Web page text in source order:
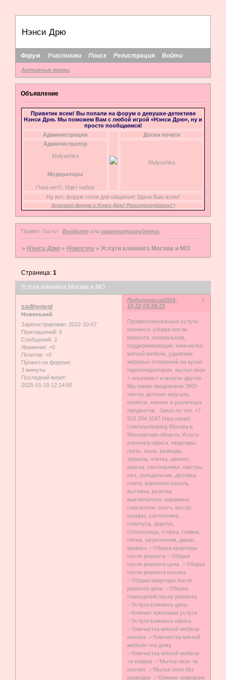
Нэнси Дрю
Форум Участники Поиск Регистрация Войти
Активные темы
Объявление
Приветик всем! Вы попали на форум о девушке-детективе
Нэнси Дрю. Мы поможем Вам с любой игрой «Нэнси Дрю», ну и
просто пообщаемся!
Администрация
Доска почета
Администратор
Mulyashka
Модераторы
Пока нет. Идёт набор
Mulyashka
Ну вот, форум готов для общения! Удачи Вам всем!
Хороший форум о Нэнси Дрю! Регистрируйтесь!:)
Привет, Гость! Войдитеили зарегистрируйтесь
»Нэнси Дрю »Новости »Услуги клининга Москва и МО
Услуги клининга Москва и МО
Страница:1
Поделиться 1
2023-
10-22 03:28:23
sadinyqyqi
Новенький
Зарегистрирован: 2022-10-07
Приглашений: 0
Сообщений: 2
Уважение: +0
Позитив: +0
Провел на форуме:
3 минуты
Последний визит:
2025-01-19 12:14:00
Профессиональные услуги
клининга: уборка после
ремонта, генеральная,
поддерживающая, химчистка
мягкой мебели, удаление
жировых отложений на кухне
парогенератором, мытье окон
+ альпинист и многое другое.
Мы также предлагаем ЭКО-
чистку детских игрушек,
колясок, комнат и различных
предметов. Заказ по тел. +7
915 204 1047 Наш канал:
t.me/wwcleaning Москва и
Московская область Услуги
клининга офиса, квартиры:
грязь, пыль, разводы,
зеркала, плитка, цемент,
краска, светильники, люстры,
свч, холодильник, духовка,
плита, варочная панель,
вытяжка, розетки,
выключатели, керамика,
смесители, скотч, мусор,
шкафы, сантехника,
плинтуса, фартук,
столешница, стирка, глажка,
пятна, загрязнения, диван,
кровать ✅Уборка квартиры
после ремонта ✅Уборка
после ремонта цена ✅Уборка
после ремонта москва
✅Уборка квартиры после
ремонта цена ✅Уборка
помещений после ремонта
✅Услуги клининга цены
✅Клининг компания услуги
✅Услуги клининга офиса
✅Химчистка мягкой мебели
москва ✅Химчистка мягкой
мебели +на дому
✅Химчистка мягкой мебели
+и ковров ✅Мытье окон +в
москве ✅Мытье окон без
разводов ✅Клининг компания